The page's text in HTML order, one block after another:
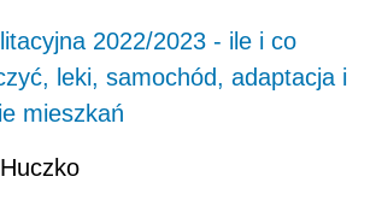
2022/2023 - ile i co
leki, samochód, adaptacja i
mieszkań